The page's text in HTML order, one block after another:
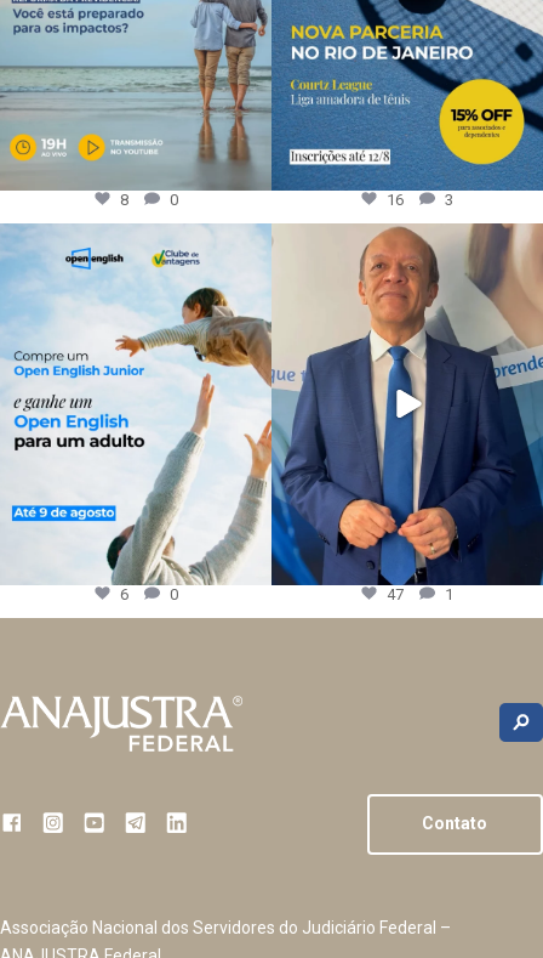
8 0 16 3
6 0 47 1
Contato
Associação Nacional dos Servidores do Judiciário Federal –